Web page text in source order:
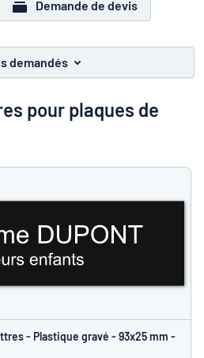
que vous cherchez ?
Demande de devis
demandés
pour plaques de
- Plastique gravé - 93x25 mm -